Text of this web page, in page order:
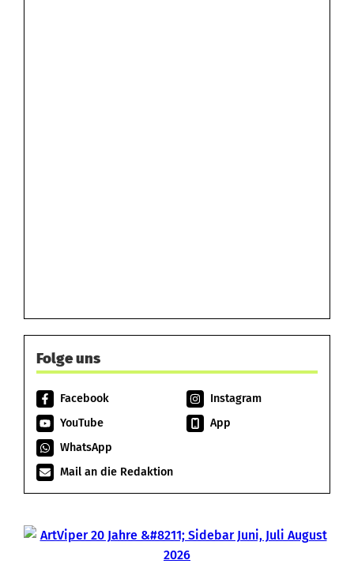
Folge uns
Facebook
Instagram
YouTube
App
WhatsApp
Mail an die Redaktion